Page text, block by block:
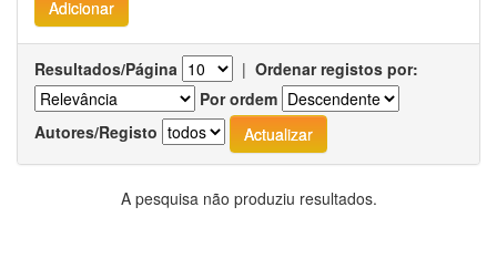
Resultados/Página | Ordenar registos por:
Por ordem
Autores/Registo
A pesquisa não produziu resultados.